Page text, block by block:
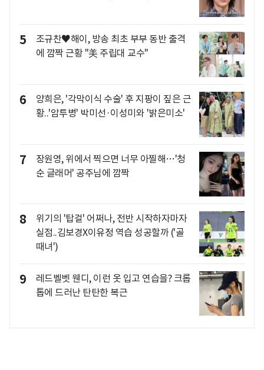
5
조규찬♥해이, 방송 최초 부부 동반 출격
에 깜짝 근황 "美 주립대 교수"
6
양희은, '각막이식 수술' 후 지팡이 짚은 근
황..'암투병' 박미선·이성미와 '밝은미소'
7
장원영, 위에서 찍으면 너무 아찔해…'청
순 글래머' 공주님에 깜짝
8
위기의 '탑걸' 어쩌나, 전반 시작하자마자
실점..김보경X이유정 역습 성공할까 ('골
때녀')
9
레드벨벳 웬디, 이런 옷 입고 연습을? 크롭
톱에 드러난 탄탄한 복근